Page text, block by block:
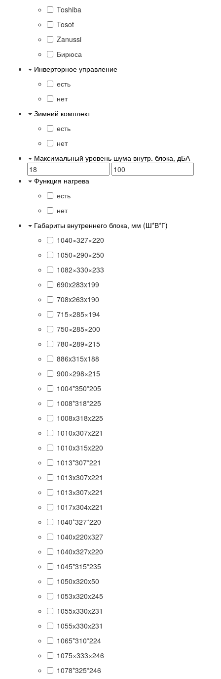
Toshiba
Tosot
Zanussi
Бирюса
Инверторное управление
есть
нет
Зимний комплект
есть
нет
Максимальный уровень шума внутр. блока, дБА
Функция нагрева
есть
нет
Габариты внутреннего блока, мм (Ш*В*Г)
1040×327×220
1050×290×250
1082×330×233
690x283x199
708x263x190
715×285×194
750×285×200
780×289×215
886x315x188
900×298×215
1004*350*205
1008*318*225
1008x318x225
1010x307x221
1010x315x220
1013*307*221
1013x307x221
1013х307х221
1017x304x221
1040*327*220
1040x220x327
1040x327x220
1045*315*235
1050x320x50
1053x320x245
1055x330x231
1055х330х231
1065*310*224
1075×333×246
1078*325*246